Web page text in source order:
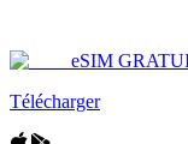
eSIM
Télécharger